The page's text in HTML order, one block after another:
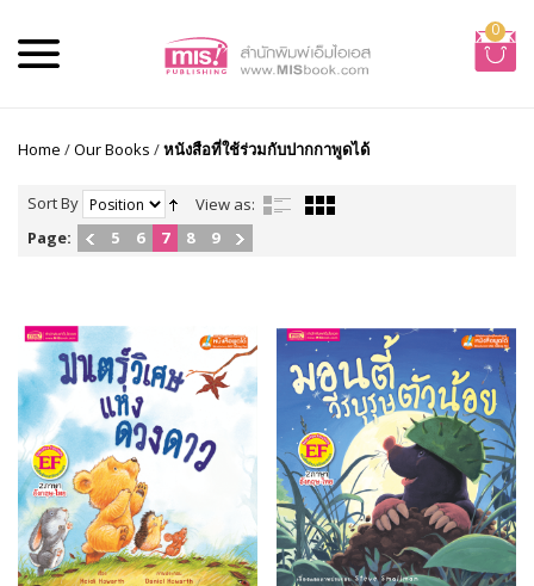
0
Home /Our Books /หนังสือที่ใช้ร่วมกับปากกาพูดได้
Sort By
View as:
Page:
5 6 7 8 9